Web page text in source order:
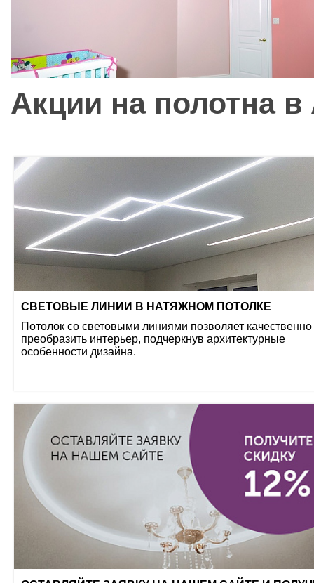
Акции на полотна в
СВЕТОВЫЕ ЛИНИИ В НАТЯЖНОМ ПОТОЛКЕ
Потолок со световыми линиями позволяет качественно
преобразить интерьер, подчеркнув архитектурные
особенности дизайна.